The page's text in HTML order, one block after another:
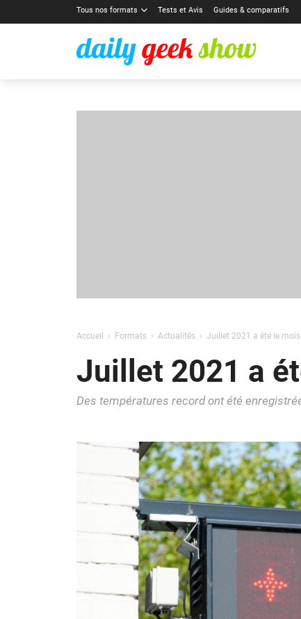
Tous nos formats Tests et Avis Guides & comparatifs
Accueil Formats Actualités Juillet 2021 a été le
Juillet 2021 a
Des températures record ont été